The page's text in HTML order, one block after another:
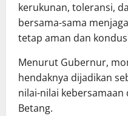
kerukunan, toleransi,
bersama-sama
tetap aman dan
Menurut Gubernur,
hendaknya dijadikan
nilai-nilai
Betang.